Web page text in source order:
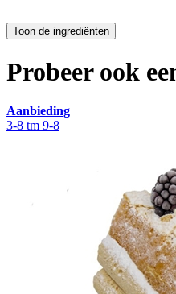
Probeer ook
Aanbieding
3-8 tm 9-8